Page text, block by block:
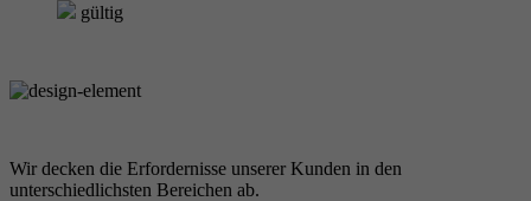
gültig
Wir decken die Erfordernisse unserer Kunden in den
unterschiedlichsten Bereichen ab.